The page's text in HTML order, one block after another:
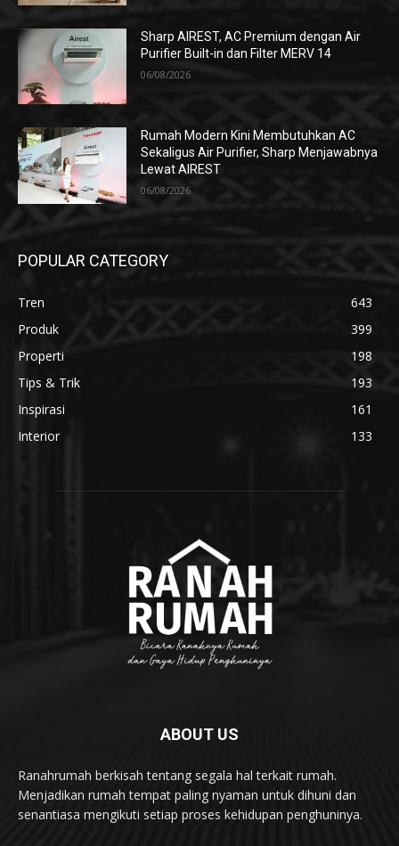
Sharp AIREST, AC Premium dengan Air
Purifier Built-in dan Filter MERV 14
06/08/2026
Rumah Modern Kini Membutuhkan AC
Sekaligus Air Purifier, Sharp Menjawabnya
Lewat AIREST
06/08/2026
POPULAR CATEGORY
Tren
643
Produk
399
Properti
198
Tips & Trik
193
Inspirasi
161
Interior
133
ABOUT US
Ranahrumah berkisah tentang segala hal terkait rumah.
Menjadikan rumah tempat paling nyaman untuk dihuni dan
senantiasa mengikuti setiap proses kehidupan penghuninya.